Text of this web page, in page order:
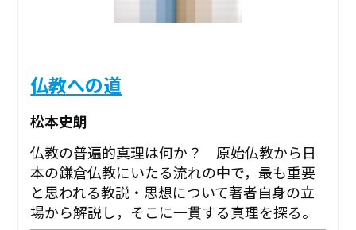
仏教への道
松本史朗
仏教の普遍的真理は何か？ 原始仏教から日
本の鎌倉仏教にいたる流れの中で，最も重要
と思われる教説・思想について著者自身の立
場から解説し，そこに一貫する真理を探る。